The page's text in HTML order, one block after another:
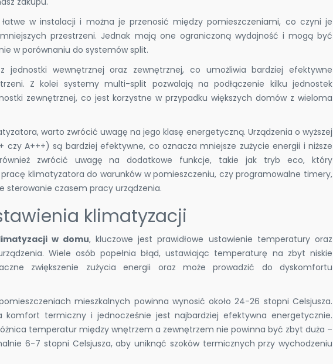
w instalacji i można je przenosić między pomieszczeniami, co czyni je
przestrzeni. Jednak mają one ograniczoną wydajność i mogą być
w porównaniu do systemów split.
jednostki wewnętrznej oraz zewnętrznej, co umożliwia bardziej efektywne
Z kolei systemy multi-split pozwalają na podłączenie kilku jednostek
zewnętrznej, co jest korzystne w przypadku większych domów z wieloma
warto zwrócić uwagę na jego klasę energetyczną. Urządzenia o wyższej
czy A+++) są bardziej efektywne, co oznacza mniejsze zużycie energii i niższe
zwrócić uwagę na dodatkowe funkcje, takie jak tryb eco, który
klimatyzatora do warunków w pomieszczeniu, czy programowalne timery,
sterowanie czasem pracy urządzenia.
klimatyzacji
w domu, kluczowe jest prawidłowe ustawienie temperatury oraz
Wiele osób popełnia błąd, ustawiając temperaturę na zbyt niskie
zwiększenie zużycia energii oraz może prowadzić do dyskomfortu
mieszkalnych powinna wynosić około 24-26 stopni Celsjusza.
komfort termiczny i jednocześnie jest najbardziej efektywna energetycznie.
temperatur między wnętrzem a zewnętrzem nie powinna być zbyt duża –
6-7 stopni Celsjusza, aby uniknąć szoków termicznych przy wychodzeniu